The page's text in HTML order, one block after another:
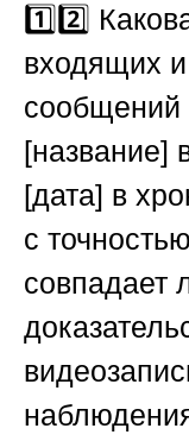
1️⃣2️⃣
входящих
сообщений
[название]
[дата] в
с
совпадает